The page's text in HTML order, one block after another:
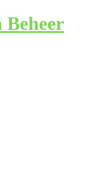
Beheer